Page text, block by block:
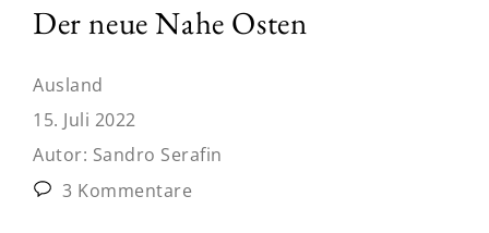
Der neue Nahe Osten
Ausland
15. Juli 2022
Autor: Sandro Serafin
3 Kommentare